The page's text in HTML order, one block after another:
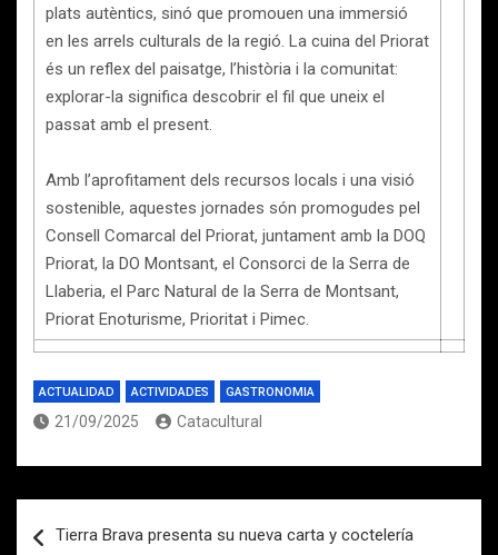
plats autèntics, sinó que promouen una immersió
en les arrels culturals de la regió. La cuina del Priorat
és un reflex del paisatge, l’història i la comunitat:
explorar-la significa descobrir el fil que uneix el
passat amb el present.
Amb l’aprofitament dels recursos locals i una visió
sostenible, aquestes jornades són promogudes pel
Consell Comarcal del Priorat, juntament amb la DOQ
Priorat, la DO Montsant, el Consorci de la Serra de
Llaberia, el Parc Natural de la Serra de Montsant,
Priorat Enoturisme, Prioritat i Pimec.
ACTUALIDAD ACTIVIDADES GASTRONOMIA
21/09/2025 Catacultural
Tierra Brava presenta su nueva carta y coctelería